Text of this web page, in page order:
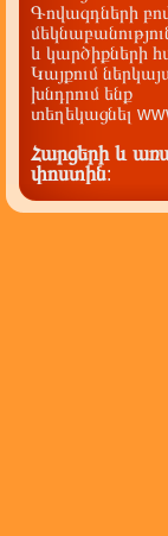
Գովազդների
և կարծիքների
Կայքում
խնդրում ենք
տեղեկացնել
Հարցերի և
փոստին: